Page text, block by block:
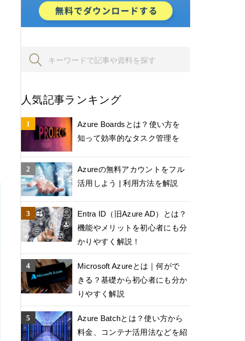
人気記事ランキング
Azure Boardsとは？使い方を
知って効率的なタスク管理を
Azureの無料アカウントをフル
活用しよう | 利用方法を解説
Entra ID（旧Azure AD）とは？
機能やメリットを初心者にも分
かりやすく解説！
Microsoft Azureとは｜何がで
きる？基礎から初心者にも分か
りやすく解説
Azure Batchとは？使い方から
料金、コンテナ活用法などを紹